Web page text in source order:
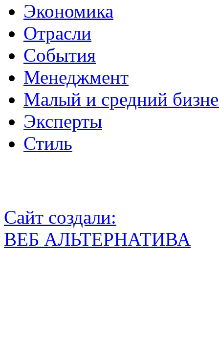
Экономика
Отрасли
События
Менеджмент
Малый и средний
Эксперты
Стиль
Сайт создали:
ВЕБ АЛЬТЕРНАТИВА